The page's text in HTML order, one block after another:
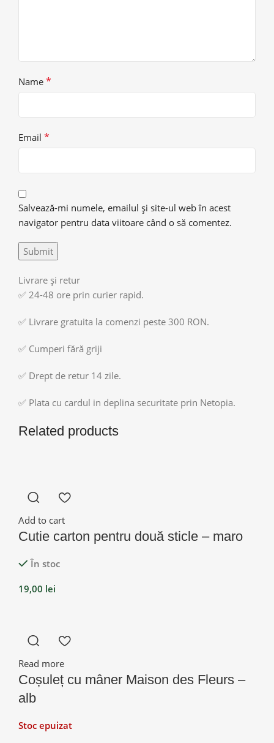
Name *
Email *
Salvează-mi numele, emailul și site-ul web în acest
navigator pentru data viitoare când o să comentez.
Livrare și retur
✅ 24-48 ore prin curier rapid.
✅ Livrare gratuita la comenzi peste 300 RON.
✅ Cumperi fără griji
✅ Drept de retur 14 zile.
✅ Plata cu cardul in deplina securitate prin Netopia.
Related products
Add to cart
Cutie carton pentru două sticle – maro
În stoc
19,00 lei
Read more
Coșuleț cu mâner Maison des Fleurs –
alb
Stoc epuizat